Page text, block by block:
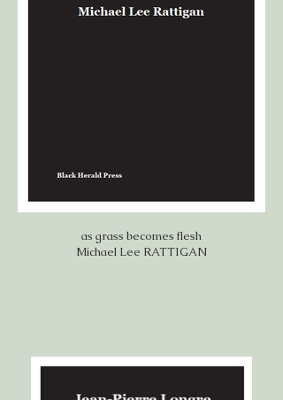
as grass becomes flesh
Michael Lee RATTIGAN